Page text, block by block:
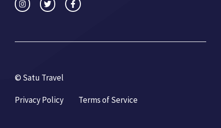
© Satu Travel
Privacy Policy Terms of Service